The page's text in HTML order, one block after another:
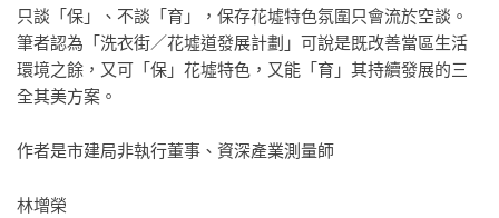
只談「保」、不談「育」，保存花墟特色氛圍只會流於空談。
筆者認為「洗衣街／花墟道發展計劃」可說是既改善當區生活
環境之餘，又可「保」花墟特色，又能「育」其持續發展的三
全其美方案。
作者是市建局非執行董事、資深產業測量師
林增榮